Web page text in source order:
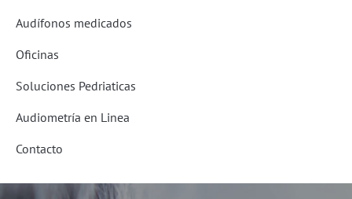
Audífonos medicados
Oficinas
Soluciones Pedriaticas
Audiometría en Linea
Contacto